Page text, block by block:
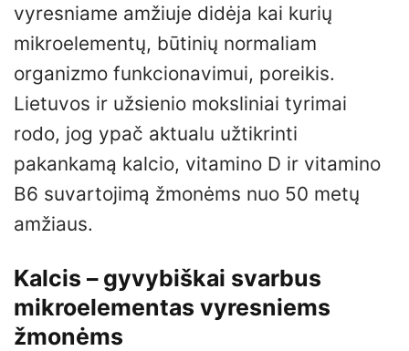
vyresniame amžiuje didėja kai kurių
mikroelementų, būtinių normaliam
organizmo funkcionavimui, poreikis.
Lietuvos ir užsienio moksliniai tyrimai
rodo, jog ypač aktualu užtikrinti
pakankamą kalcio, vitamino D ir vitamino
B6 suvartojimą žmonėms nuo 50 metų
amžiaus.
Kalcis – gyvybiškai svarbus
mikroelementas vyresniems
žmonėms